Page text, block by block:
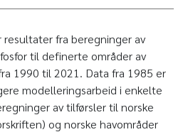
fra beregninger av
til definerte områder av
1990 til 2021. Data fra 1985 er
modelleringsarbeid i enkelte
av tilførsler til norske
og norske havområder